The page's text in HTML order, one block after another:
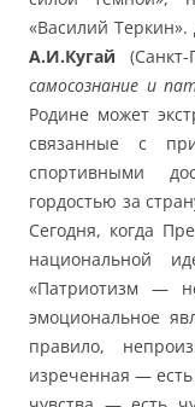
«Василий
А.И.Кугай
самосознание и
Родине может
связанные с
спортивными
гордостью за
Сегодня, когда
национальной
«Патриотизм —
эмоциональное
правило,
изреченная —